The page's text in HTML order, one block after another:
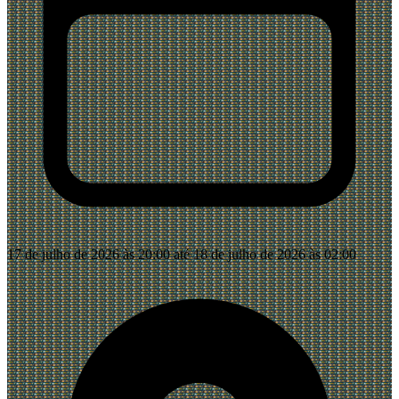
17 de julho de 2026 às 20:00 até 18 de julho de 2026 às 02:00